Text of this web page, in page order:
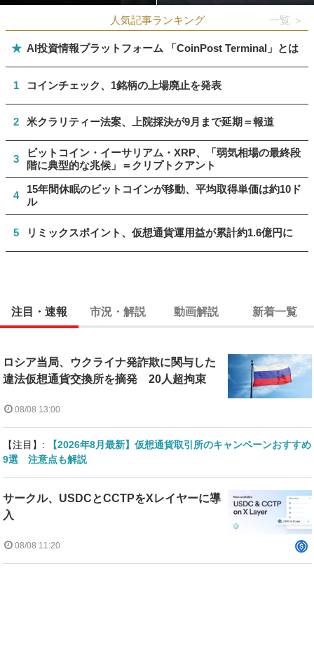
人気記事ランキング 一覧 ＞
★ AI投資情報プラットフォーム 「CoinPost Terminal」とは
1 コインチェック、1銘柄の上場廃止を発表
2 米クラリティー法案、上院採決が9月まで延期＝報道
3
ビットコイン・イーサリアム・XRP、「弱気相場の最終段
階に典型的な兆候」＝クリプトクアント
4
15年間休眠のビットコインが移動、平均取得単価は約10ド
ル
5 リミックスポイント、仮想通貨運用益が累計約1.6億円に
注目・速報 市況・解説 動画解説 新着一覧
ロシア当局、ウクライナ発詐欺に関与した
違法仮想通貨交換所を摘発 20人超拘束
08/08 13:00
【注目】:
【2026年8月最新】仮想通貨取引所のキャンペーンおすすめ
9選 注意点も解説
サークル、USDCとCCTPをXレイヤーに導
入
08/08 11:20